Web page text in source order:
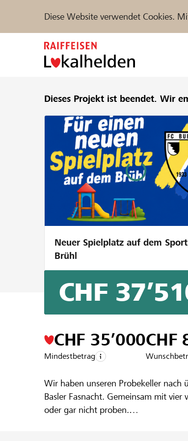
Diese Website verwendet Cookies.
Unterstützen Hilfe & Support
Projekte und Organisationen finden
FR IT
Dieses Projekt ist beendet. Wir
Neuer Spielplatz auf dem
Brühl
Ä Käller
Ein Projekt aus der Region der
Wir haben unseren Probekeller nach
Basler Fasnacht. Gemeinsam mit
oder gar nicht proben.
CHF
CHF 35’000
Mindestbetrag
CHF